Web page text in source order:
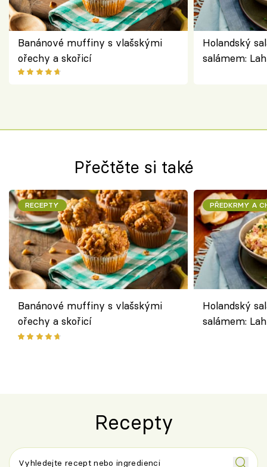
Banánové muffiny s vlašskými
ořechy a skořicí
Holandský
salámem:
Přečtěte si také
RECEPTY
Banánové muffiny s vlašskými
ořechy a skořicí
PŘEDKRMY A
Holandský
salámem:
Recepty